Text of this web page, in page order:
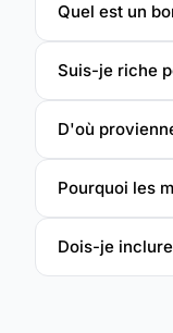
Quel est un
Suis-je riche
D'où
Pourquoi les
Dois-je